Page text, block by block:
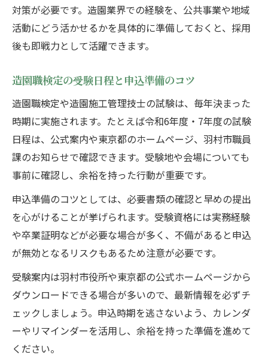
対策が必要です。造園業界での経験を、公共事業や地域
活動にどう活かせるかを具体的に準備しておくと、採用
後も即戦力として活躍できます。
造園職検定の受験日程と申込準備のコツ
造園職検定や造園施工管理技士の試験は、毎年決まった
時期に実施されます。たとえば令和6年度・7年度の試験
日程は、公式案内や東京都のホームページ、羽村市職員
課のお知らせで確認できます。受験地や会場についても
事前に確認し、余裕を持った行動が重要です。
申込準備のコツとしては、必要書類の確認と早めの提出
を心がけることが挙げられます。受験資格には実務経験
や卒業証明などが必要な場合が多く、不備があると申込
が無効となるリスクもあるため注意が必要です。
受験案内は羽村市役所や東京都の公式ホームページから
ダウンロードできる場合が多いので、最新情報を必ずチ
ェックしましょう。申込時期を逃さないよう、カレンダ
ーやリマインダーを活用し、余裕を持った準備を進めて
ください。